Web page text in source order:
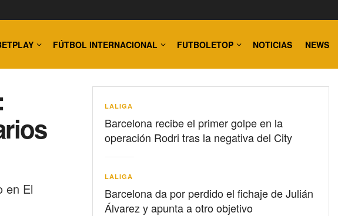
FÚTBOL INTERNACIONAL FUTBOLETOP NOTICIAS NEWS
en El
LALIGA
Barcelona recibe el primer golpe en la
operación Rodri tras la negativa del City
LALIGA
Barcelona da por perdido el fichaje de Julián
Álvarez y apunta a otro objetivo